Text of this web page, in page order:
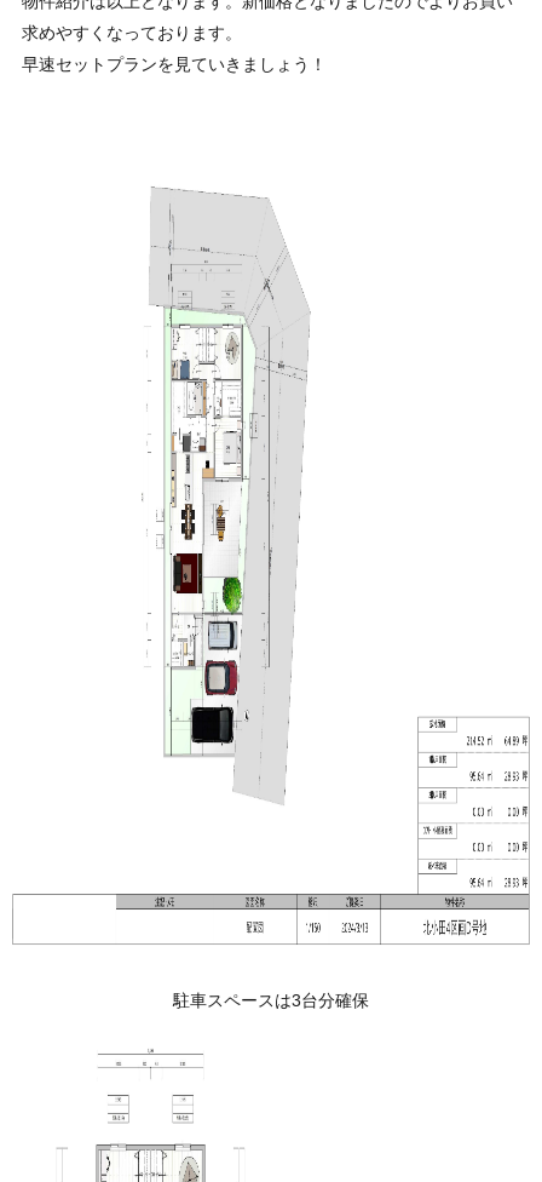
求めやすくなっております。
早速セットプランを見ていきましょう！
駐車スペースは3台分確保